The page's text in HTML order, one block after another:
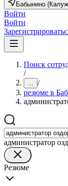
Бабынино
Войти
Войти
Поиск
/
... /
резюме в
администратор
Резюме